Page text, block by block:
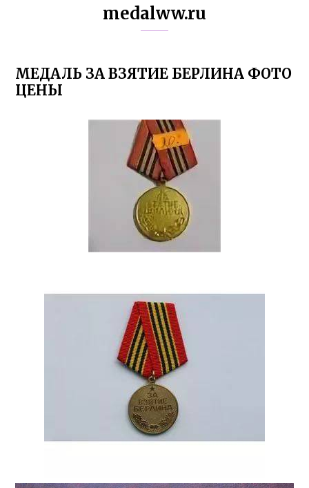
medalww.ru
МЕДАЛЬ ЗА ВЗЯТИЕ БЕРЛИНА ФОТО
ЦЕНЫ